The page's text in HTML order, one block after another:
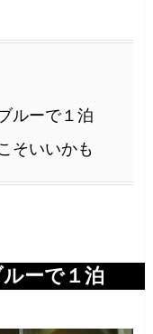
ルーで１泊
そいいかも
ーで１泊